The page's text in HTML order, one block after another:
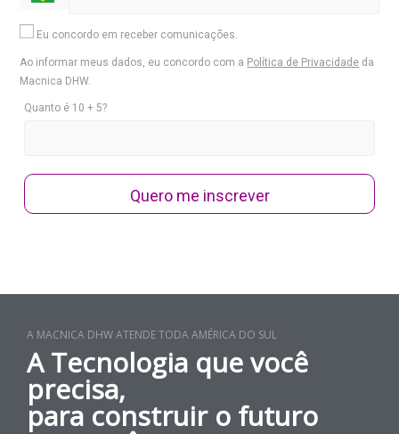
Eu concordo em receber comunicações.
Ao informar meus dados, eu concordo com a Política de Privacidade da
Macnica DHW.
Quanto é 10 + 5?
Quero me inscrever
A MACNICA DHW ATENDE TODA AMÉRICA DO SUL
A Tecnologia que você
precisa,
para construir o futuro